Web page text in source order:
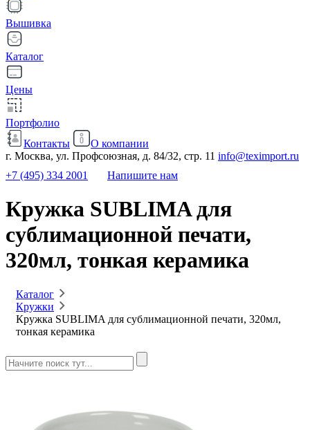
Вышивка
Каталог
Цены
Портфолио
Контакты
О компании
г. Москва, ул. Профсоюзная, д. 84/32, стр. 11 info@teximport.ru
+7 (495) 334 2001
Напишите нам
Кружка SUBLIMA для
сублимационной печати,
320мл, тонкая керамика
Каталог
Кружки
Кружка SUBLIMA для сублимационной печати, 320мл,
тонкая керамика